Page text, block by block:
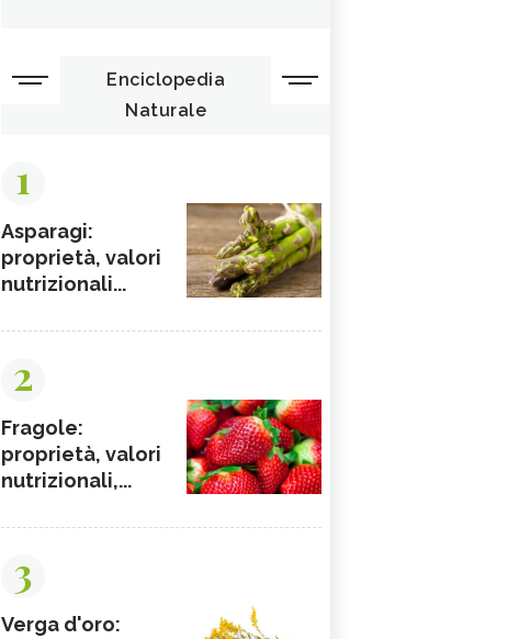
Enciclopedia
Naturale
1
Asparagi:
proprietà, valori
nutrizionali...
2
Fragole:
proprietà, valori
nutrizionali,...
3
Verga d'oro: